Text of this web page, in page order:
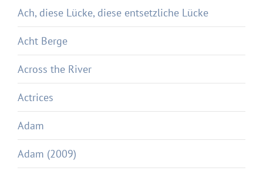
Ach, diese Lücke, diese entsetzliche Lücke
Acht Berge
Across the River
Actrices
Adam
Adam (2009)